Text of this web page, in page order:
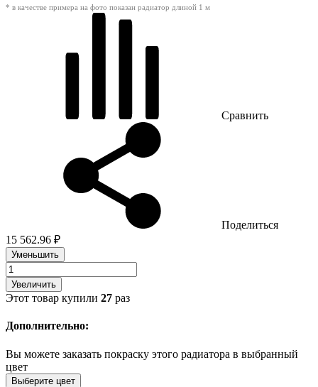
* в качестве примера на фото показан радиатор длиной 1 м
Сравнить
Поделиться
15 562.96 ₽
Уменьшить
Увеличить
Этот товар купили 27 раз
Дополнительно:
Вы можете заказать покраску этого радиатора в выбранный
цвет
Выберите цвет